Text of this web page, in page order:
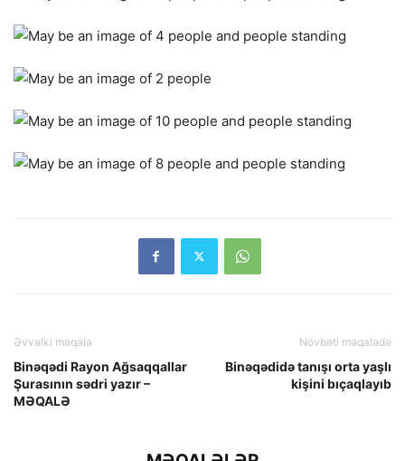
Əvvəlki məqalə
Binəqədi Rayon Ağsaqqallar
Şurasının sədri yazır –
MƏQALƏ
Növbəti məqalədə
Binəqədidə tanışı orta yaşlı
kişini bıçaqlayıb